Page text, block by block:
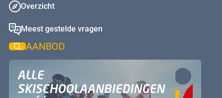
Overzicht
Meest gestelde vragen
AANBOD
ALLE
SKISCHOOLAANBIEDINGEN